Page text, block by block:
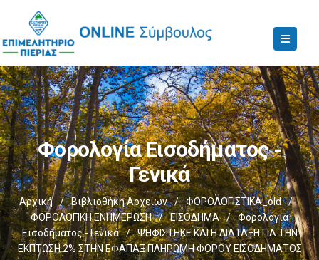
Φορολογία Εισοδήματος -
Γενικά
Αρχική / Βιβλιοθήκη Αρχείων / ΦΟΡΟΛΟΓΙΣΤΙΚΑ_old
/
ΦΟΡΟΛΟΓΙΚΗ ΕΝΗΜΕΡΩΣΗ
/ ΕΙΣΟΔΗΜΑ /
Φορολογία
Εισοδήματος - Γενικά
/
ΨΗΦΙΣΤΗΚΕ ΚΑΙ Η ΔΙΑΤΑΞΗ ΓΙΑ ΤΗΝ
ΕΚΠΤΩΣΗ 2% ΣΤΗΝ ΕΦΑΠΑΞ ΠΛΗΡΩΜΗ ΦΟΡΟΥ ΕΙΣΟΔΗΜΑΤΟΣ